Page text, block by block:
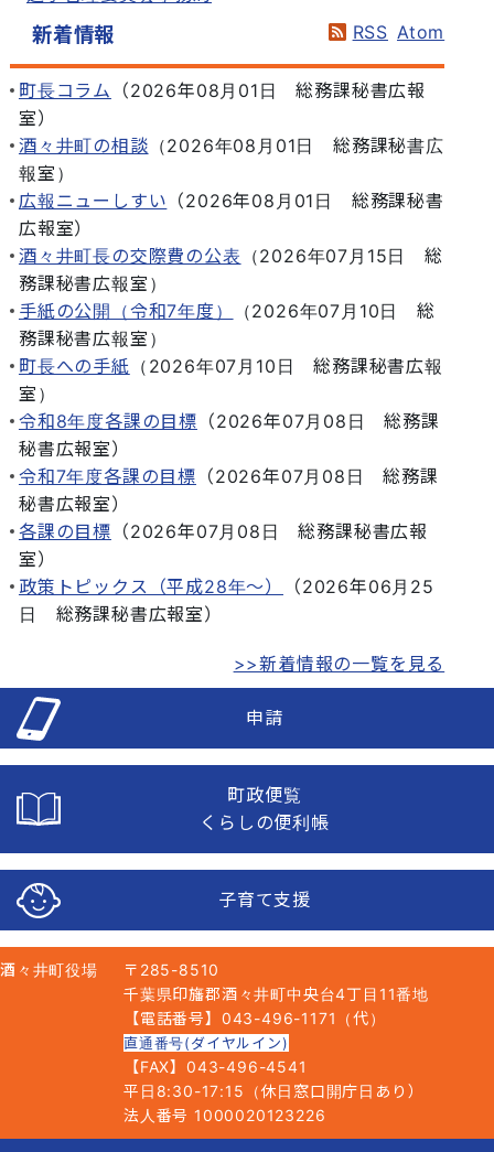
RSS Atom
新着情報
町長コラム （2026年08月01日
総務課秘書広報
室）
酒々井町の相談 （2026年08月01日
総務課秘書広
報室 ）
広報ニューしすい （2026年08月01日
総務課秘書
広報室）
酒々井町長の交際費の公表 （2026年07月15日
総
務課秘書広報室 ）
手紙の公開（令和7年度）
（2026年07月10日
総
務課秘書広報室 ）
町長への手紙 （ 2026年07月10日
総務課秘書広報
室 ）
令和8年度各課の目標 （2026年07月08日
総務課
秘書広報室）
令和7年度各課の目標 （2026年07月08日
総務課
秘書広報室）
各課の目標 （2026年07月08日
総務課秘書広報
室）
政策トピックス（平成28年～）
（2026年06月25
日
総務課秘書広報室）
>>新着情報の一覧を見る
申請
町政便覧
くらしの便利帳
子育て支援
酒々井町役場
〒285-8510
千葉県印旛郡酒々井町中央台4丁目11番地
【電話番号】043-496-1171（代）
直通番号(ダイヤルイン)
【FAX】043-496-4541
平日8:30-17:15（休日窓口開庁日あり）
法人番号 1000020123226